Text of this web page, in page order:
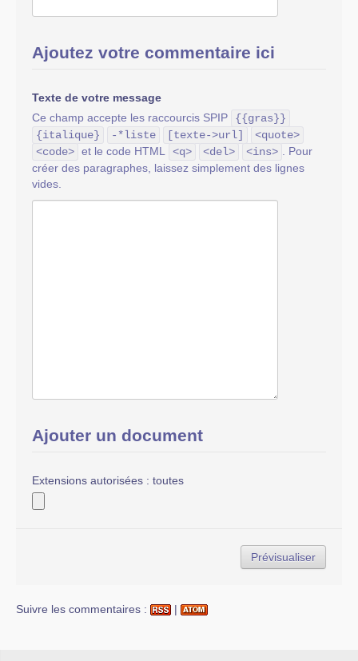
Ajoutez votre commentaire ici
Texte de votre message
Ce champ accepte les raccourcis SPIP
{{gras}}
{italique}
-*liste [texte->url]
<quote>
<code> et le code HTML <q> <del> <ins>
. Pour
créer des paragraphes, laissez simplement des lignes
vides.
Ajouter un document
Extensions autorisées : toutes
Suivre les commentaires : |